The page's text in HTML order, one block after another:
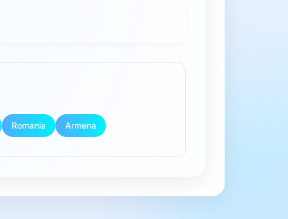
Romania Armena